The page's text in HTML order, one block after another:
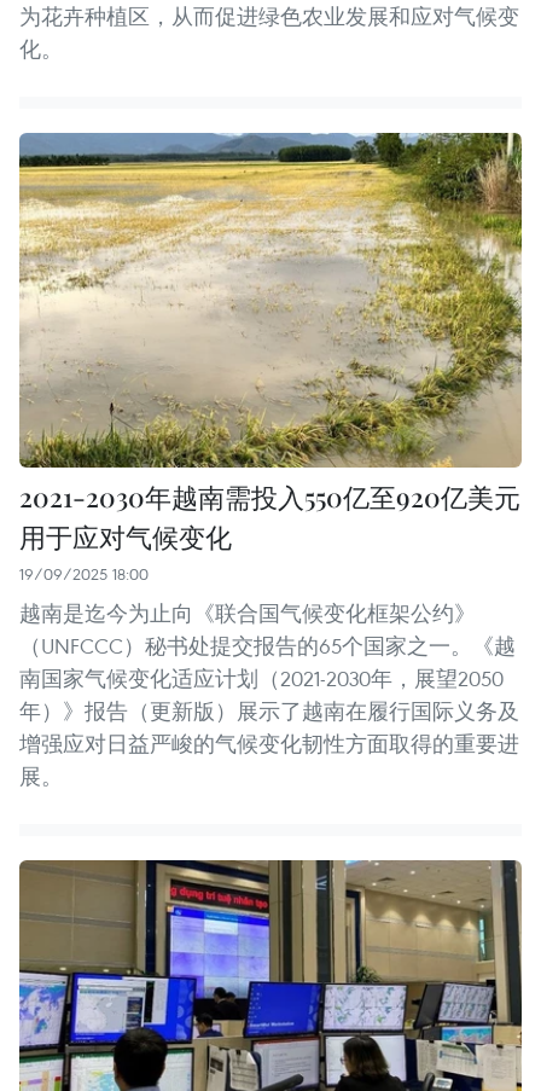
为花卉种植区，从而促进绿色农业发展和应对气候变
化。
2021-2030年越南需投入550亿至920亿美元
用于应对气候变化
19/09/2025 18:00
越南是迄今为止向《联合国气候变化框架公约》
（UNFCCC）秘书处提交报告的65个国家之一。《越
南国家气候变化适应计划（2021-2030年，展望2050
年）》报告（更新版）展示了越南在履行国际义务及
增强应对日益严峻的气候变化韧性方面取得的重要进
展。